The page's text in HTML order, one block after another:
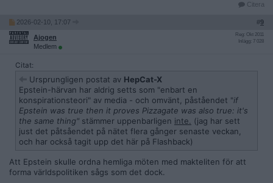
Det som jag ser svårt för en moderator att avgöra och/eller
granska är ifall det är seriösa källor som används. Alex Jones
har nog sagt mycket om Epstein som är korrekt, jag skulle
fortfarande hålla vad han säger som konspirationsteoretiskt.
Av uppenbara skäl.
Hur förhåller sig FB/ bör FB förhålla sig mot ämnen som är
mot konspirationsteoretiska men källorna är seriösa och
hur/bör FB förhålla sig mot vad som var allmänt accepterat
som en konspirationsteori visar sig vara sann?
Jag vill förtydliga med att det här inte är en kritik, utan en
önskan om skapa en dialog.
Citera
2026-02-10, 17:07 #9
Ajogen
Medlem
Reg: Okt 2011
Inlägg: 7 028
Citat:
Ursprungligen postat av HepCat-X
Epstein-härvan har aldrig setts som "enbart en
konspirationsteori" av media - och omvänt, påståendet "if
Epstein was true then it proves Pizzagate was also true: it's
the same thing" stämmer uppenbarligen inte.
(jag har sett
just det påtsåendet på nätet flera gånger senaste veckan,
och har också tagit upp det här på Flashback)
Att Epstein skulle ordna hemliga möten med makteliten för att
forma världspolitiken sågs som det dock.